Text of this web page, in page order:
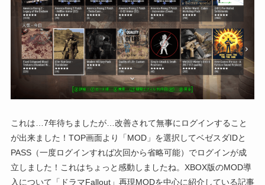
これは…7年待ちましたが…改善されて無事にログインすること
が出来ました！TOP画面より「MOD」を選択してベゼスダIDと
PASS（一度ログインすれば次回から省略可能）でログインが成
立しました！これはちょっと感動しましたね。XBOX版のMOD導
入について「ドラマFallout」再現MODを中心に紹介している記事